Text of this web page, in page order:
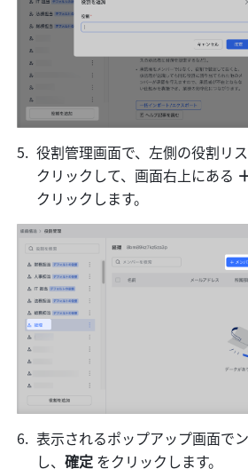
役割管理画面で、左側の役割リ
クリックして、画面右上にある
クリックします。
表示されるポップアップ画面で
し、確定 をクリックします。